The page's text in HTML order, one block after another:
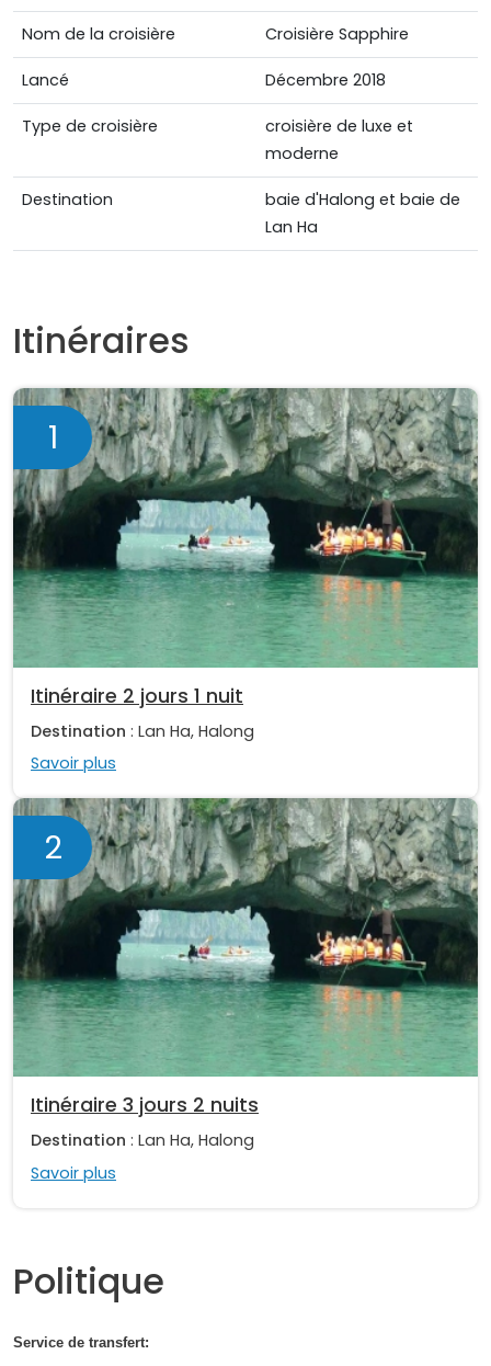
Nom de la croisière Croisière Sapphire
Lancé Décembre 2018
Type de croisière
croisière de luxe et
moderne
Destination
baie d'Halong et baie de
Lan Ha
Itinéraires
1
Itinéraire 2 jours 1 nuit
Destination : Lan Ha, Halong
Savoir plus
2
Itinéraire 3 jours 2 nuits
Destination : Lan Ha, Halong
Savoir plus
Politique
Service de transfert: